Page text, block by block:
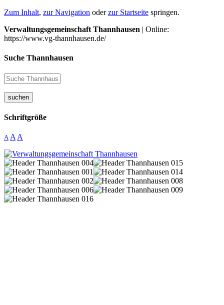
Zum Inhalt, zur Navigation oderzur Startseite springen.
Verwaltungsgemeinschaft Thannhausen | Online:
https://www.vg-thannhausen.de/
Suche Thannhausen
suchen
Schriftgröße
A A A